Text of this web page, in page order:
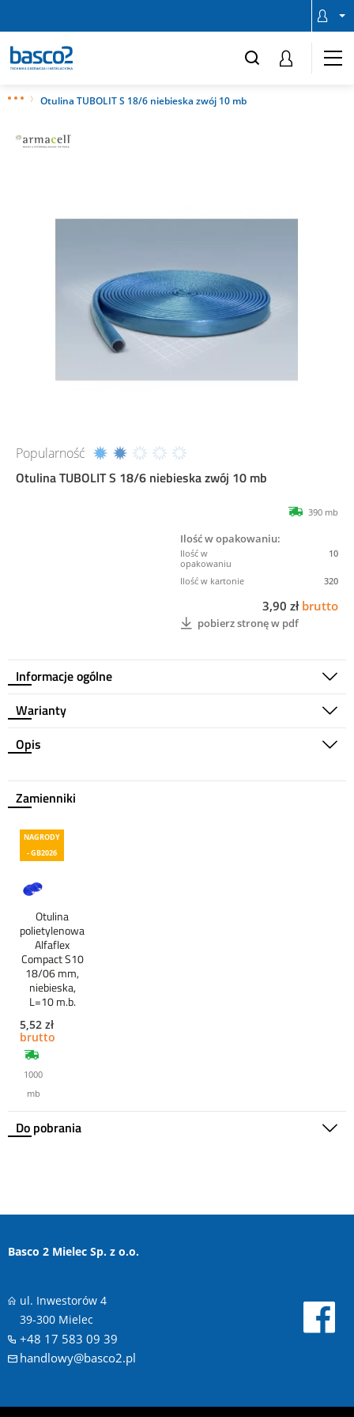
Otulina TUBOLIT S 18/6 niebieska zwój 10 mb
Popularność
Otulina TUBOLIT S 18/6 niebieska zwój 10 mb
Informacje ogólne
390 mb
Ilość w opakowaniu:
10
320
3,90 zł brutto
pobierz stronę w pdf
Warianty
Opis
Zamienniki
NAGRODY
- GB2026
Otulina
polietylenowa
Alfaflex
Compact S10
18/06 mm,
niebieska,
L=10 m.b.
5,52 zł
brutto
1000
mb
Do pobrania
Basco 2 Mielec Sp. z o.o.
ul. Inwestorów 4
39-300 Mielec
+48 17 583 09 39
handlowy@basco2.pl